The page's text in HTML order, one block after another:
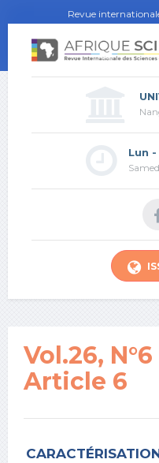
Revue
Lun
Vol.26,
Article 6